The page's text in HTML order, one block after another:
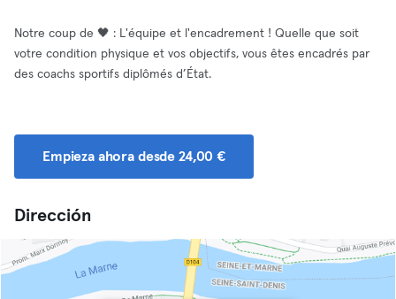
Notre coup de 🖤 : L'équipe et l'encadrement ! Quelle que soit
votre condition physique et vos objectifs, vous êtes encadrés par
des coachs sportifs diplômés d’État.
Empieza ahora desde 24,00 €
Dirección